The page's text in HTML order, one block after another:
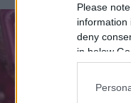
Please
information
deny
in below